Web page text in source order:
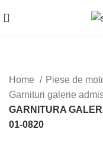
Home
Piese de
Garnituri galerie
GARNITURA
01-0820